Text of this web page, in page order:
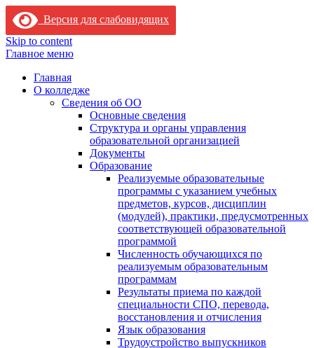
Версия для слабовидящих
Skip to content
Главное меню
Главная
О колледже
Сведения об ОО
Основные сведения
Структура и органы управления
образовательной организацией
Документы
Образование
Реализуемые образовательные
программы с указанием учебных
предметов, курсов, дисциплин
(модулей), практики, предусмотренных
соответствующей образовательной
программой
Численность обучающихся по
реализуемым образовательным
программам
Результаты приема по каждой
специальности СПО, перевода,
восстановления и отчисления
Язык образования
Трудоустройство выпускников